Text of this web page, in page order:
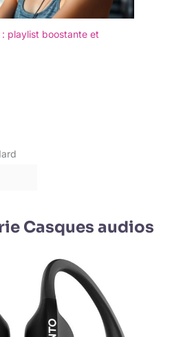
playlist boostante et
Casques audios